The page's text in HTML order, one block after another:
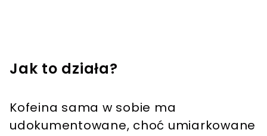
Jak to działa?
Kofeina sama w sobie ma
udokumentowane, choć umiarkowane